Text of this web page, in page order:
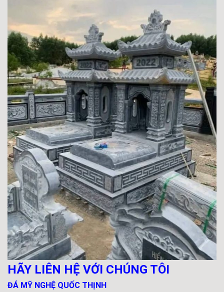
HÃY LIÊN HỆ VỚI CHÚNG TÔI
ĐÁ MỸ NGHỆ QUỐC THỊNH